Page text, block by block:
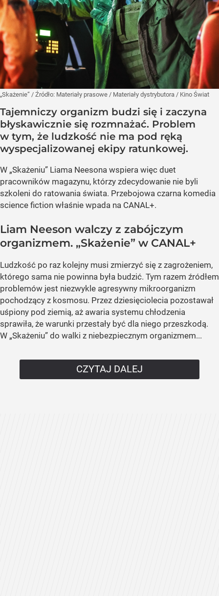
„Skażenie” / Źródło: Materiały prasowe / Materiały dystrybutora / Kino Świat
Tajemniczy organizm budzi się i zaczyna
błyskawicznie się rozmnażać. Problem
w tym, że ludzkość nie ma pod ręką
wyspecjalizowanej ekipy ratunkowej.
W „Skażeniu” Liama Neesona wspiera więc duet
pracowników magazynu, którzy zdecydowanie nie byli
szkoleni do ratowania świata. Przebojowa czarna komedia
science fiction właśnie wpada na CANAL+.
Liam Neeson walczy z zabójczym
organizmem. „Skażenie” w CANAL+
Ludzkość po raz kolejny musi zmierzyć się z zagrożeniem,
którego sama nie powinna była budzić. Tym razem źródłem
problemów jest niezwykle agresywny mikroorganizm
pochodzący z kosmosu. Przez dziesięciolecia pozostawał
uśpiony pod ziemią, aż awaria systemu chłodzenia
sprawiła, że warunki przestały być dla niego przeszkodą.
W „Skażeniu” do walki z niebezpiecznym organizmem...
CZYTAJ DALEJ